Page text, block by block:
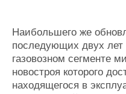
Наибольшего же
последующих двух
газовозном сегменте
новостроя которого
находящегося в